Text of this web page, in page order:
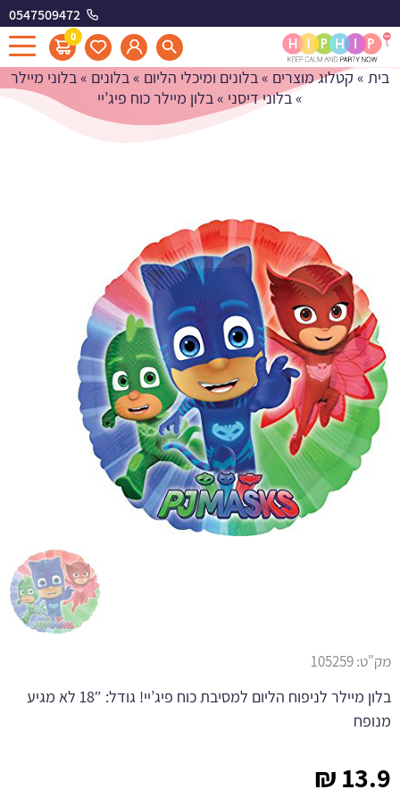
0547509472
0
בלון מיילר כוח פיג'יי
בית » קטלוג מוצרים »בלונים ומיכלי הליום »בלונים »בלוני מיילר
»בלוני דיסני »בלון מיילר כוח פיג’יי
13.9
₪
מק"ט:105259
בלון מיילר לניפוח הליום למסיבת כוח פיג’יי! גודל: 18″ לא מגיע
מנופח